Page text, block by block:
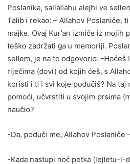
Poslanika, sallallahu alejhi ve
Talib i rekao: – Allahov Poslaniče,
majke. Ovaj Kur'an izmiče iz mojih
teško zadržati ga u memoriji.
sellem, je na to odgovorio: -Hoćeš
riječima (dovi) od kojih ćeš, s
koristi i ti i svi koje podučiš? Na taj
pomoći, učvrstiti u svojim prsima
naučio?
-Da, poduči me, Allahov Poslaniče
-Kada nastupi noć petka (lejletu-l-